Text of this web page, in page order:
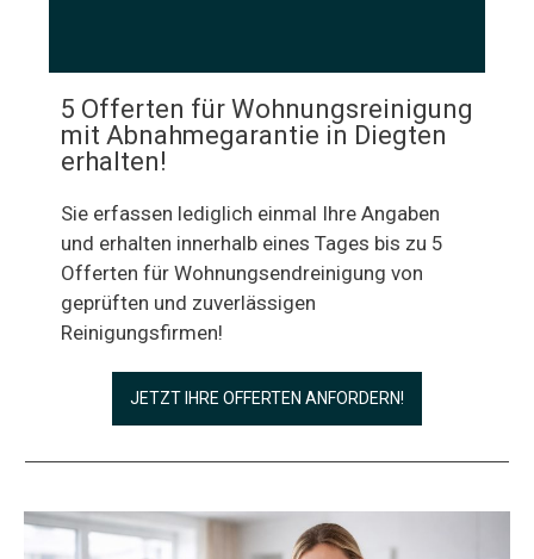
5 Offerten für Wohnungsreinigung
mit Abnahmegarantie in Diegten
erhalten!
Sie erfassen lediglich einmal Ihre Angaben
und erhalten innerhalb eines Tages bis zu 5
Offerten für Wohnungsendreinigung von
geprüften und zuverlässigen
Reinigungsfirmen!
JETZT IHRE OFFERTEN ANFORDERN!